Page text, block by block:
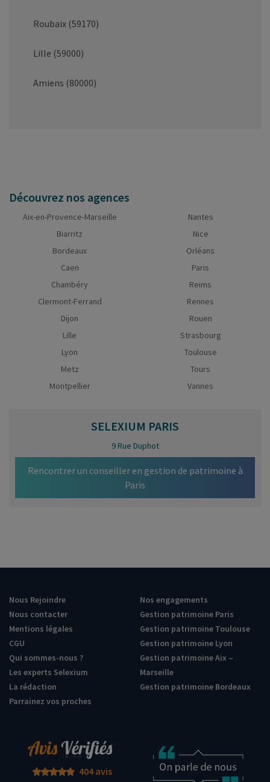
Roubaix (59170)
Lille (59000)
Amiens (80000)
Découvrez nos agences
Aix-en-Provence-Marseille
Biarritz
Bordeaux
Caen
Chambéry
Clermont-Ferrand
Dijon
Lille
Lyon
Metz
Montpellier
Nantes
Nice
Orléans
Paris
Reims
Rennes
Rouen
Strasbourg
Toulouse
Tours
Vannes
SELEXIUM PARIS
9 Rue Duphot
Rencontrer un conseiller en gestion de patrimoine à
Paris
Nous Rejoindre
Nous contacter
Mentions légales
CGU
Qui sommes-nous ?
Les experts Selexium
La rédaction
Parrainez vos proches
Nos engagements
Gestion patrimoine Paris
Gestion patrimoine Toulouse
Gestion patrimoine Lyon
Gestion patrimoine Aix –
Marseille
Gestion patrimoine Bordeaux
404 avis